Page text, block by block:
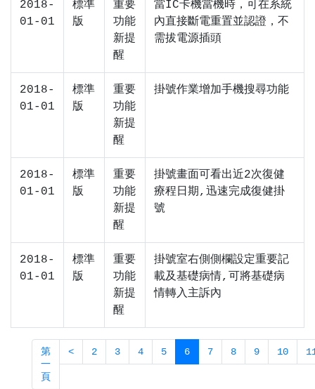
2018-
01-01
標準
版
重要
功能
新提
醒
當IC卡機當機時，可在系統
內直接斷電重置並認證，不
需拔電源插頭
2018-
01-01
標準
版
重要
功能
新提
醒
掛號作業增加手機搜尋功能
2018-
01-01
標準
版
重要
功能
新提
醒
掛號畫面可看出近2次復健
療程日期,迅速完成復健掛
號
2018-
01-01
標準
版
重要
功能
新提
醒
掛號室右側側欄設定重要記
載及基礎病情,可將基礎病
情轉入主訴內
第
一
頁
< 2 3 4 5 6 7 8 9 10